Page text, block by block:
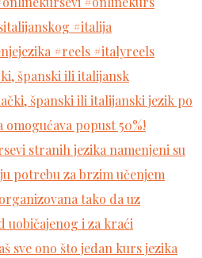
španski ili italijansk